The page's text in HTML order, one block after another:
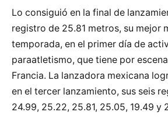
Lo consiguió en la final de
registro de 25.81 metros, su mejor
temporada, en el primer día de
paraatletismo, que tiene por
Francia. La lanzadora mexicana
en el tercer lanzamiento, sus seis
24.99, 25.22, 25.81, 25.05, 19.49 y